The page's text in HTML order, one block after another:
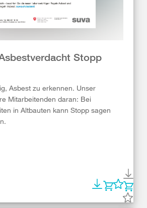
Stopp
Asbest zu erkennen. Unser
Mitarbeitenden daran: Bei
in Altbauten kann Stopp sagen